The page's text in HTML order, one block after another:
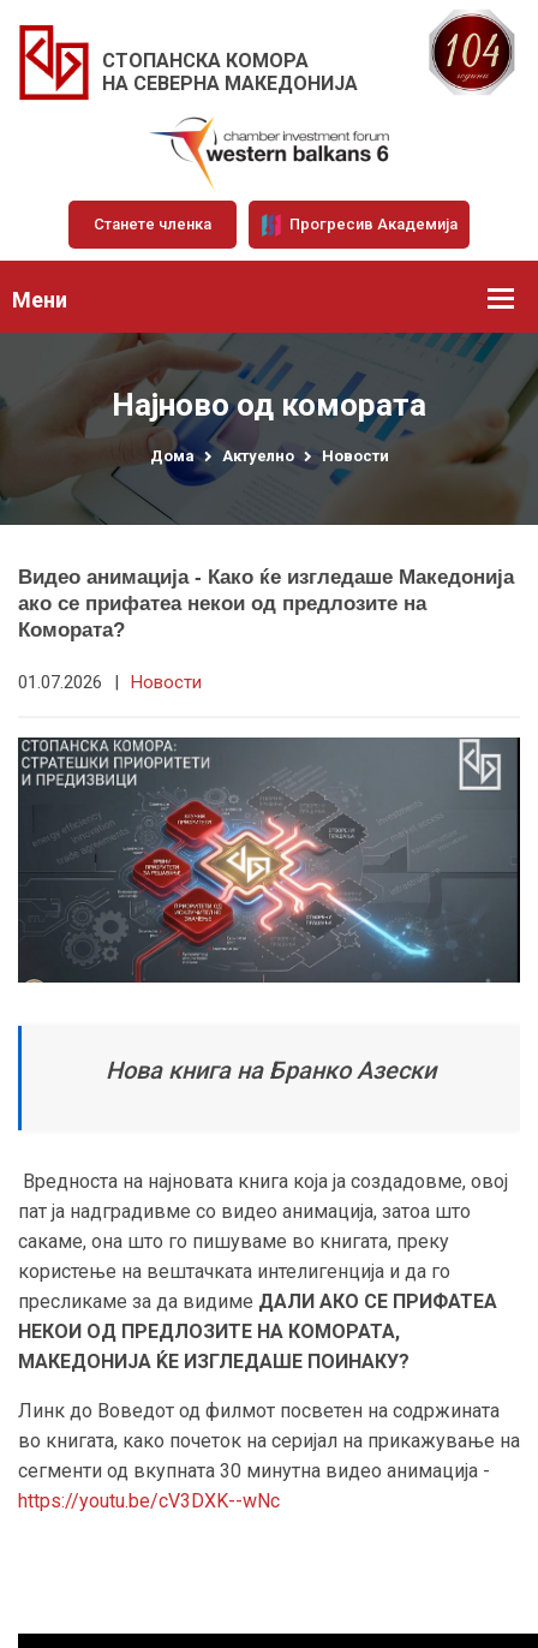
СТОПАНСКА КОМОРА
НА СЕВЕРНА МАКЕДОНИЈА
Станете членка Прогресив Академија
Мени
Најново од комората
Дома Актуелно Новости
Видео анимација - Како ќе изгледаше Македонија
ако се прифатеа некои од предлозите на
Комората?
01.07.2026 | Новости
Нова книга на Бранко Азески
Вредноста на најновата книга која ја создадовме, овој
пат ја надградивме со видео анимација, затоа што
сакаме, она што го пишуваме во книгата, преку
користење на вештачката интелигенција и да го
пресликаме за да видиме ДАЛИ АКО СЕ ПРИФАТЕА
НЕКОИ ОД ПРЕДЛОЗИТЕ НА КОМОРАТА,
МАКЕДОНИЈА ЌЕ ИЗГЛЕДАШЕ ПОИНАКУ?
Линк до Воведот од филмот посветен на содржината
во книгата, како почеток на серијал на прикажување на
сегменти од вкупната 30 минутна видео анимација -
https://youtu.be/cV3DXK--wNc